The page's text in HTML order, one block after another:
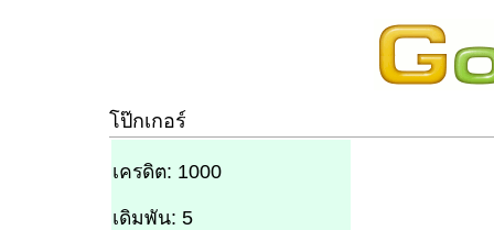
โป๊กเกอร์
เครดิต: 1000
เดิมพัน: 5